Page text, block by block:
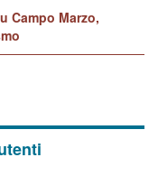
Campo Marzo,